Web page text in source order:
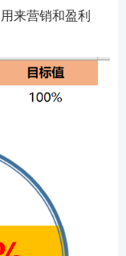
来营销和盈利